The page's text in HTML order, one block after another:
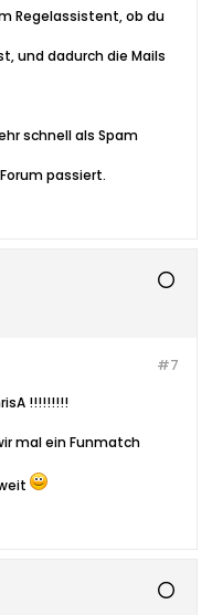
Regelassistent, ob du
und dadurch die Mails
schnell als Spam
passiert.
#7
!!!!!!!!!
mal ein Funmatch